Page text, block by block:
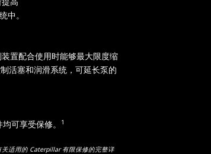
中。
置配合使用时能够最大限度缩
活塞和润滑系统，可延长泵的
可享受保修。
1
适用的 Caterpillar 有限保修的完整详